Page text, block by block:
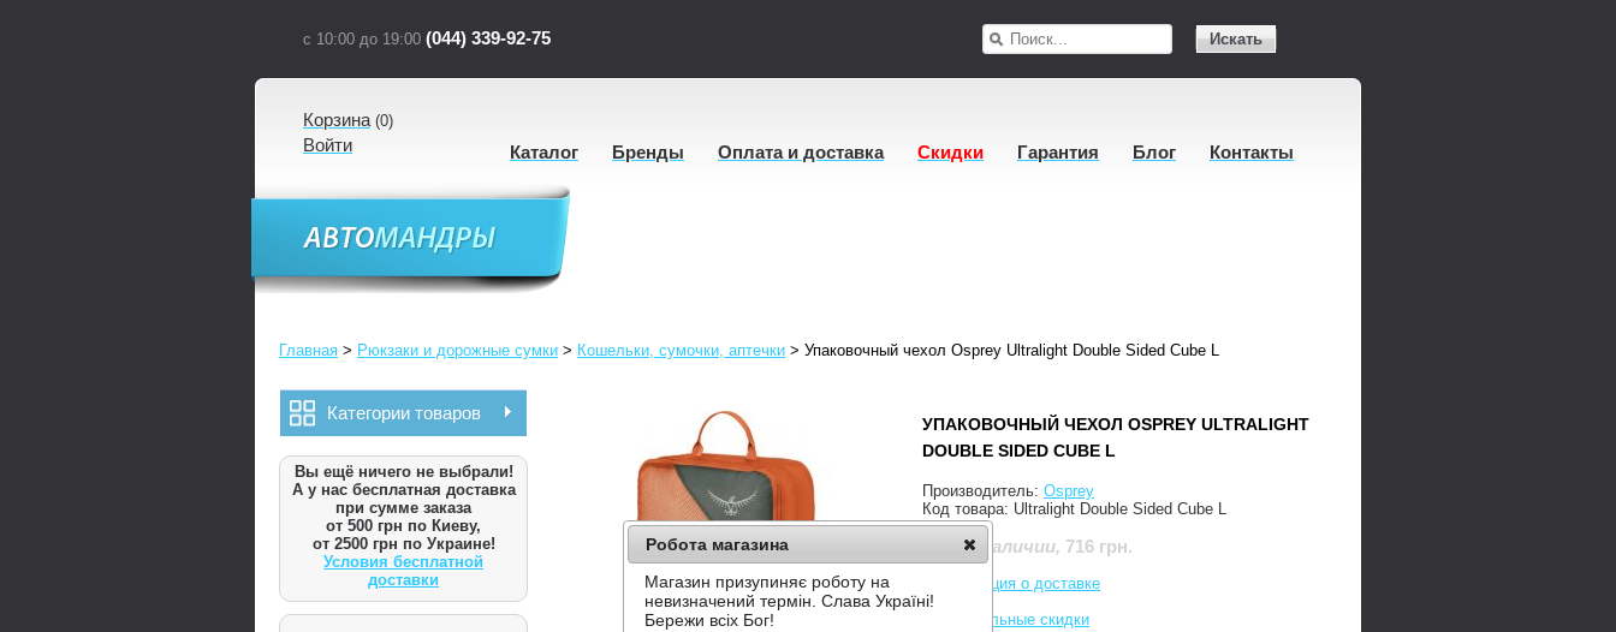
с 10:00 до 19:00 (044) 339-92-75 Искать
Корзина(0)
Войти Каталог Бренды Оплата и доставка Скидки Гарантия Блог Контакты
Главная > Рюкзаки и дорожные сумки > Кошельки, сумочки, аптечки > Упаковочный чехол Osprey Ultralight Double Sided Cube L
Категории товаров
Вы ещё ничего не выбрали!
А у нас бесплатная доставка
при сумме заказа
от 500 грн по Киеву,
от 2500 грн по Украине!
Условия бесплатной
доставки
УПАКОВОЧНЫЙ ЧЕХОЛ OSPREY ULTRALIGHT
DOUBLE SIDED CUBE L
Производитель: Osprey
Код товара: Ultralight Double Sided Cube L
Нет в наличии, 716 грн.
Информация о доставке
Накопительные скидки
Робота магазина
Магазин призупиняє роботу на
невизначений термін. Слава Україні!
Бережи всіх Бог!